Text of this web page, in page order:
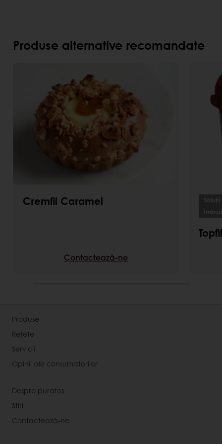
Produse alternative recomandate
Cremfil Caramel
Contactează-ne
Produse
Rețete
Servicii
Opinii ale consumatorilor
Despre puratos
Știri
Contactează-ne